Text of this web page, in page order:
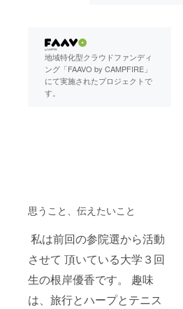
地域特化型クラウドファンディ
ング「FAAVO by CAMPFIRE」
にて実施されたプロジェクトで
す。
思うこと、伝えたいこと
私は前回の参院選から活動
させて 頂いている大学３回
生の根岸優香です。 趣味
は、旅行とハープとテニス